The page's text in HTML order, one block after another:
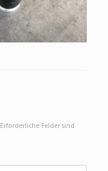
Erforderliche Felder sind